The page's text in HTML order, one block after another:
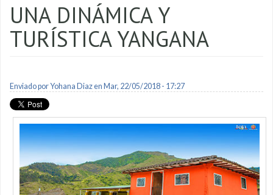
UNA DINÁMICA Y
TURÍSTICA YANGANA
Enviado porYohana Diazen Mar, 22/05/2018 - 17:27